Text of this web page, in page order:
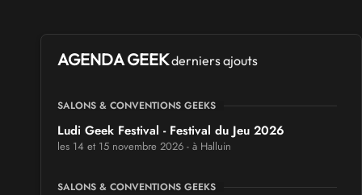
AGENDA GEEKderniers ajouts
SALONS & CONVENTIONS GEEKS
Ludi Geek Festival - Festival du Jeu 2026
les 14 et 15 novembre 2026 - à Halluin
SALONS & CONVENTIONS GEEKS